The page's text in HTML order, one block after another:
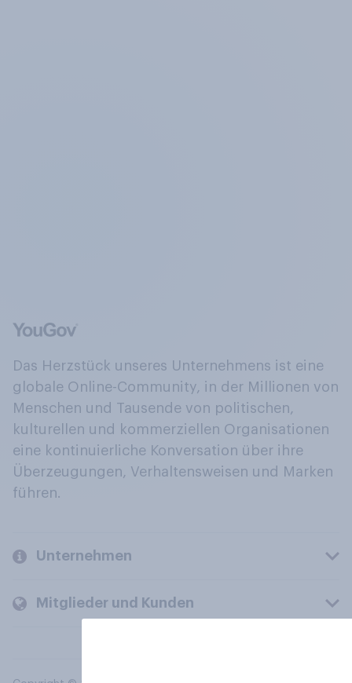
Das Herzstück unseres Unternehmens ist eine
globale Online-Community, in der Millionen von
Menschen und Tausende von politischen,
kulturellen und kommerziellen Organisationen
eine kontinuierliche Konversation über ihre
Überzeugungen, Verhaltensweisen und Marken
führen.
Unternehmen
Mitglieder und Kunden